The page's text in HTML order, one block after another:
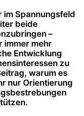
Spannungsfeld
beide
–
immer mehr
Entwicklung
zu
warum es
nur Orientierung